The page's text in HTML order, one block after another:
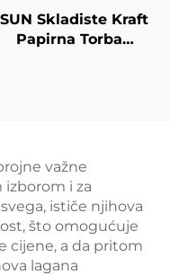
Skladiste Kraft
Papirna Torba
važne
i za
ističe njihova
što omogućuje
cijene, a da pritom
lagana